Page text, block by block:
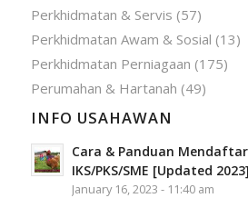
Perkhidmatan & Servis (57)
Perkhidmatan Awam & Sosial (13)
Perkhidmatan Perniagaan (175)
Perumahan & Hartanah (49)
INFO USAHAWAN
Cara & Panduan
IKS/PKS/SME [Updated 2023]
January 16, 2023 - 11:40 am